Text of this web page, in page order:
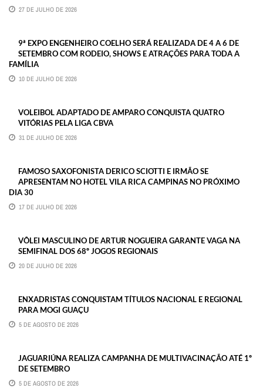
27 DE JULHO DE 2026
9ª EXPO ENGENHEIRO COELHO SERÁ REALIZADA DE 4 A 6 DE
SETEMBRO COM RODEIO, SHOWS E ATRAÇÕES PARA TODA A
FAMÍLIA
10 DE JULHO DE 2026
VOLEIBOL ADAPTADO DE AMPARO CONQUISTA QUATRO
VITÓRIAS PELA LIGA CBVA
31 DE JULHO DE 2026
FAMOSO SAXOFONISTA DERICO SCIOTTI E IRMÃO SE
APRESENTAM NO HOTEL VILA RICA CAMPINAS NO PRÓXIMO
DIA 30
17 DE JULHO DE 2026
VÔLEI MASCULINO DE ARTUR NOGUEIRA GARANTE VAGA NA
SEMIFINAL DOS 68º JOGOS REGIONAIS
20 DE JULHO DE 2026
ENXADRISTAS CONQUISTAM TÍTULOS NACIONAL E REGIONAL
PARA MOGI GUAÇU
5 DE AGOSTO DE 2026
JAGUARIÚNA REALIZA CAMPANHA DE MULTIVACINAÇÃO ATÉ 1º
DE SETEMBRO
5 DE AGOSTO DE 2026